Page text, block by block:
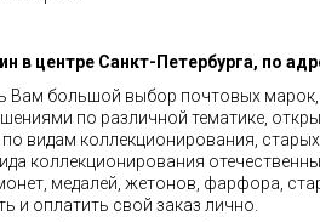
в центре Санкт-Петербурга, по
Вам большой выбор почтовых марок,
по различной тематике,
видам коллекционирования, старых
коллекционирования
медалей, жетонов, фарфора,
и оплатить свой заказ лично.